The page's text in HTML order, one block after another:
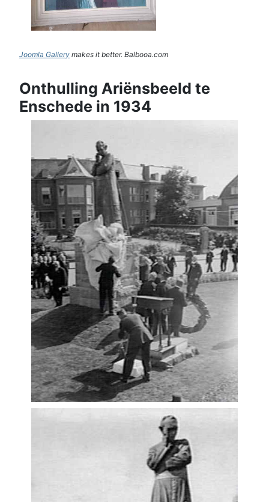
Joomla Gallery makes it better. Balbooa.com
Onthulling Ariënsbeeld te
Enschede in 1934